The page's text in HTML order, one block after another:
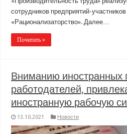
сотрудников предприятий-
«Рационализаторство». Далее…
Почитать »
Вниманию иностранных
работодателей,
иностранную рабочую
13.10.2021 Новости